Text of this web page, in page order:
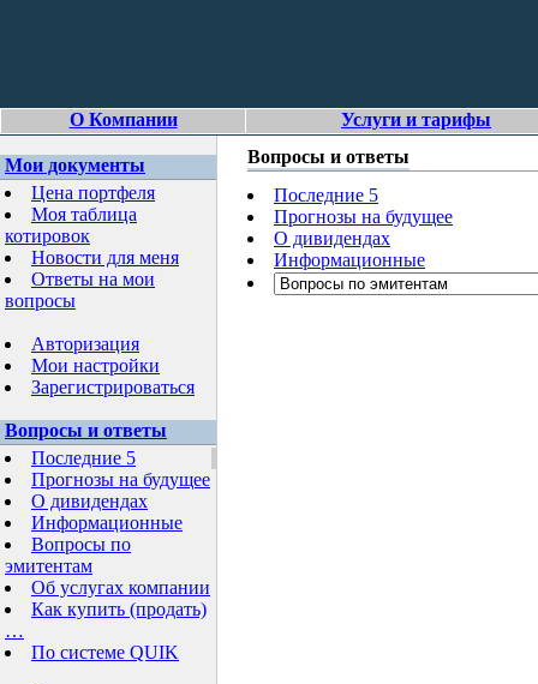
О Компании Услуги и тарифы
Мои документы
Цена портфеля
Моя таблица
котировок
Новости для меня
Ответы на мои
вопросы
Авторизация
Мои настройки
Зарегистрироваться
Вопросы и ответы
Последние 5
Прогнозы на будущее
О дивидендах
Информационные
Вопросы по
эмитентам
Об услугах компании
Как купить (продать)
…
По системе QUIK
Вопросы и ответы
Последние 5
Прогнозы на будущее
О дивидендах
Информационные